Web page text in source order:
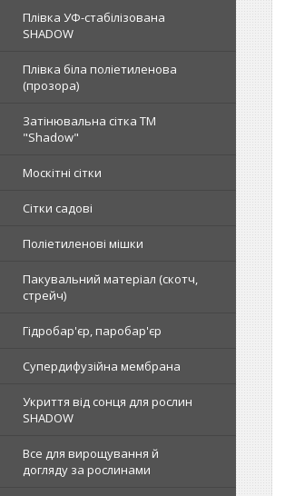
Плівка УФ-стабілізована
SHADOW
Плівка біла поліетиленова
(прозора)
Затінювальна сітка ТМ
"Shadow"
Москітні сітки
Сітки садові
Поліетиленові мішки
Пакувальний матеріал (скотч,
стрейч)
Гідробар'єр, паробар'єр
Супердифузійна мембрана
Укриття від сонця для рослин
SHADOW
Все для вирощування й
догляду за рослинами